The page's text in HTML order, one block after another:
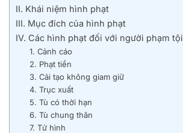
II. Khái niệm hình phạt
III. Mục đích của hình phạt
IV. Các hình phạt đối với người phạm tội
1. Cảnh cáo
2. Phạt tiền
3. Cải tạo không giam giữ
4. Trục xuất
5. Tù có thời hạn
6. Tù chung thân
7. Tử hình